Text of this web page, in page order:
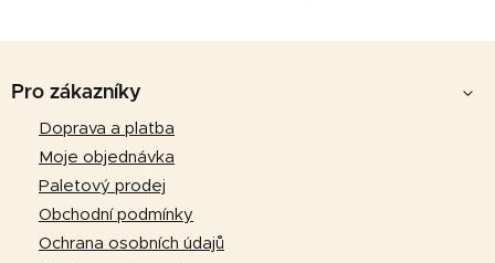
Pro zákazníky
Doprava a platba
Moje objednávka
Paletový prodej
Obchodní podmínky
Ochrana osobních údajů